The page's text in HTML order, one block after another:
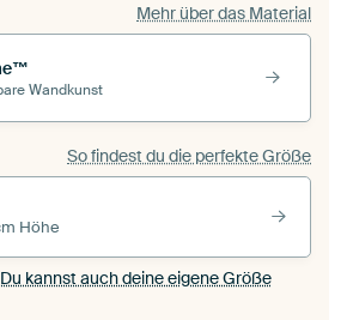
Mehr über das Material
Wandkunst
So findest du die perfekte Größe
Höhe
kannst auch deine eigene Größe